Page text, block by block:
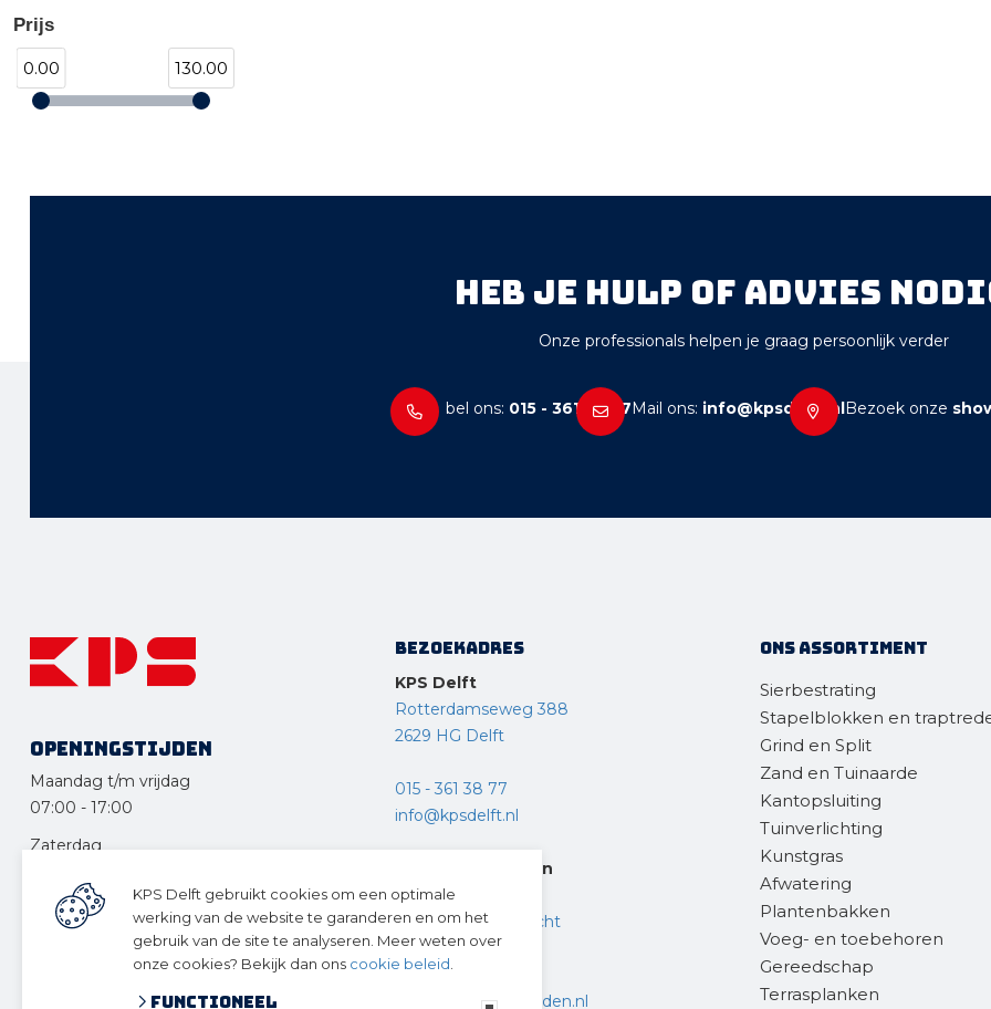
Prijs
0.00 130.00
Heb je hulp of advies
Onze professionals helpen je graag persoonlijk verder
bel ons: 015 - 361 38 77Mail ons: info@kpsdelft.nlBezoek onze
Openingstijden
Maandag t/m vrijdag
07:00 - 17:00
Zaterdag
Zondag en feestdagen
gesloten
Bezoekadres
KPS Delft
Rotterdamseweg 388
2629 HG Delft
015 - 361 38 77
info@kpsdelft.nl
KPS Drechtsteden
Ketelweg 10
3356 LE Papendrecht
078 – 615 12 36
info@kpsdrechtsteden.nl
Ons assortiment
Sierbestrating
Stapelblokken en
Grind en Split
Zand en Tuinaarde
Kantopsluiting
Tuinverlichting
Kunstgras
Afwatering
Plantenbakken
Voeg- en toebehoren
Gereedschap
Terrasplanken
KPS Delft gebruikt cookies om een optimale
werking van de website te garanderen en om het
gebruik van de site te analyseren. Meer weten over
onze cookies? Bekijk dan ons cookie beleid
Functioneel